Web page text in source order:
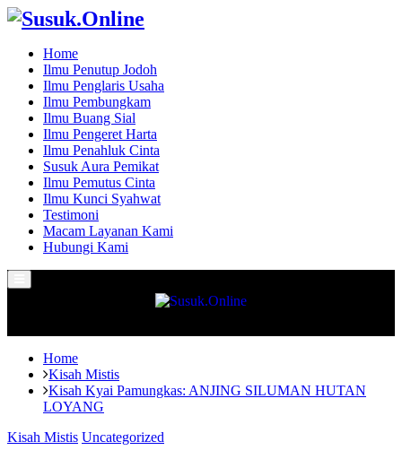
Home
Ilmu Penutup Jodoh
Ilmu Penglaris Usaha
Ilmu Pembungkam
Ilmu Buang Sial
Ilmu Pengeret Harta
Ilmu Penahluk Cinta
Susuk Aura Pemikat
Ilmu Pemutus Cinta
Ilmu Kunci Syahwat
Testimoni
Macam Layanan Kami
Hubungi Kami
Menu
Home
Kisah Mistis
Kisah Kyai Pamungkas: ANJING SILUMAN HUTAN
LOYANG
Kisah Mistis Uncategorized